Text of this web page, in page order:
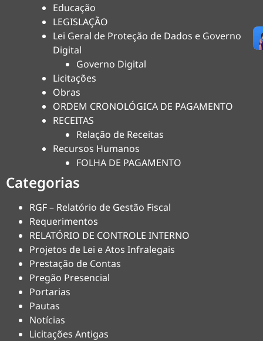
Educação
LEGISLAÇÃO
Lei Geral de Proteção de Dados e Governo
Digital
Governo Digital
Licitações
Obras
ORDEM CRONOLÓGICA DE PAGAMENTO
RECEITAS
Relação de Receitas
Recursos Humanos
FOLHA DE PAGAMENTO
Categorias
RGF – Relatório de Gestão Fiscal
Requerimentos
RELATÓRIO DE CONTROLE INTERNO
Projetos de Lei e Atos Infralegais
Prestação de Contas
Pregão Presencial
Portarias
Pautas
Notícias
Licitações Antigas